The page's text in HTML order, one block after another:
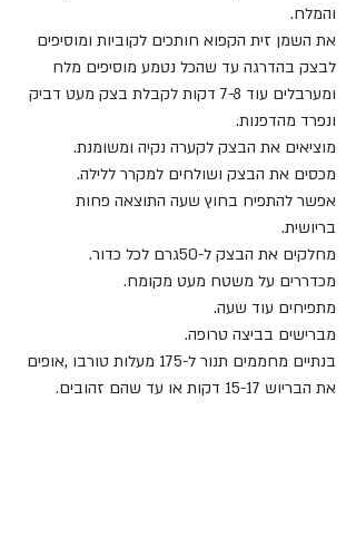
והמלח.
את השמן זית הקפוא חותכים לקוביות ומוסיפים
לבצק בהדרגה עד שהכל נטמע מוסיפים מלח
ומערבלים עוד 7-8 דקות לקבלת בצק מעט דביק
ונפרד מהדפנות.
מוציאים את הבצק לקערה נקיה ומשומנת.
מכסים את הבצק ושולחים למקרר ללילה.
אפשר להתפיח בחוץ שעה התוצאה פחות
בריושית.
מחלקים את הבצק ל-50גרם לכל כדור.
מכדררים על משטח מעט מקומח.
מתפיחים עוד שעה.
מברישים בביצה טרופה.
בנתיים מחממים תנור ל-175 מעלות טורבו ,אופים
את הבריוש 15-17 דקות או עד שהם זהובים.